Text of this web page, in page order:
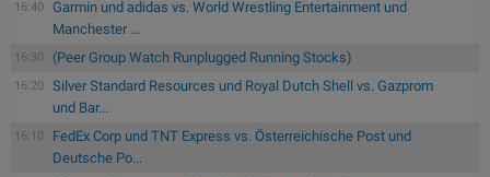
16:40
Garmin und adidas vs. World Wrestling Entertainment und
Manchester ...
16:30 (Peer Group Watch Runplugged Running Stocks)
16:20
Silver Standard Resources und Royal Dutch Shell vs. Gazprom
und Bar...
16:10
FedEx Corp und TNT Express vs. Österreichische Post und
Deutsche Po...